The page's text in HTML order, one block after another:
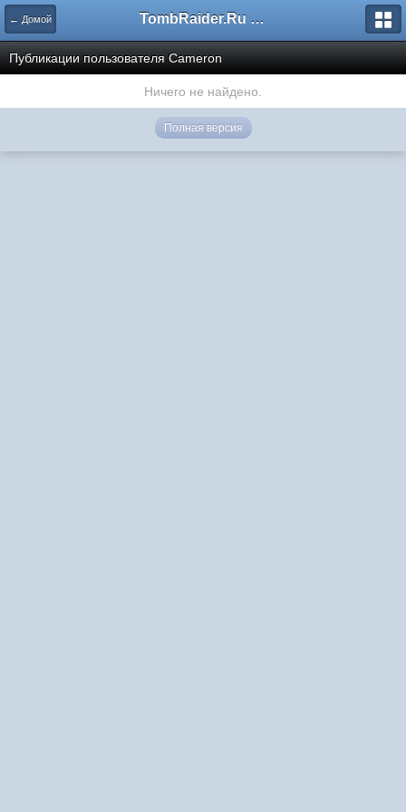
← Домой TombRaider.Ru - Форумы
Публикации пользователя Cameron
Ничего не найдено.
Полная версия